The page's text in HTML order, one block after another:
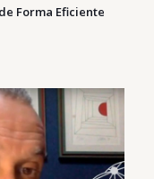
Forma Eficiente